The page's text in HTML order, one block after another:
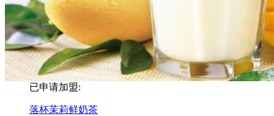
已申请加盟:
落杯茉莉鲜奶茶